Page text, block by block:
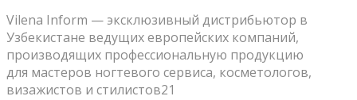
Vilena Inform — эксклюзивный дистрибьютор в
Узбекистане ведущих европейских компаний,
производящих профессиональную продукцию
для мастеров ногтевого сервиса, косметологов,
визажистов и стилистов21